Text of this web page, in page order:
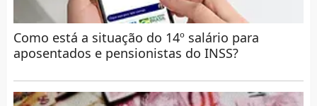
Como está a situação do 14º salário para
aposentados e pensionistas do INSS?